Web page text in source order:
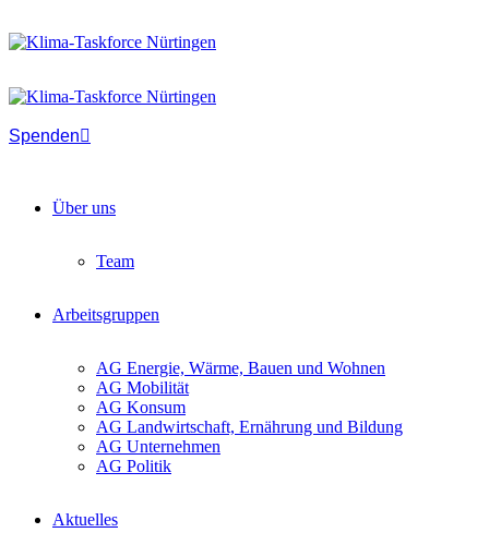
Spenden
Über uns
Team
Arbeitsgruppen
AG Energie, Wärme, Bauen und Wohnen
AG Mobilität
AG Konsum
AG Landwirtschaft, Ernährung und Bildung
AG Unternehmen
AG Politik
Aktuelles